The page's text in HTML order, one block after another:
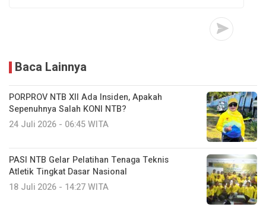
Baca Lainnya
PORPROV NTB XII Ada Insiden, Apakah
Sepenuhnya Salah KONI NTB?
24 Juli 2026 - 06:45 WITA
PASI NTB Gelar Pelatihan Tenaga Teknis
Atletik Tingkat Dasar Nasional
18 Juli 2026 - 14:27 WITA